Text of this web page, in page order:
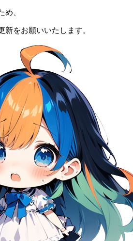
め、
新をお願いいたします。